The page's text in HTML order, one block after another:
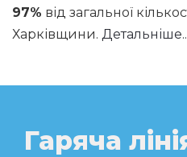
97% від загальної
Харківщини.
Гаряча